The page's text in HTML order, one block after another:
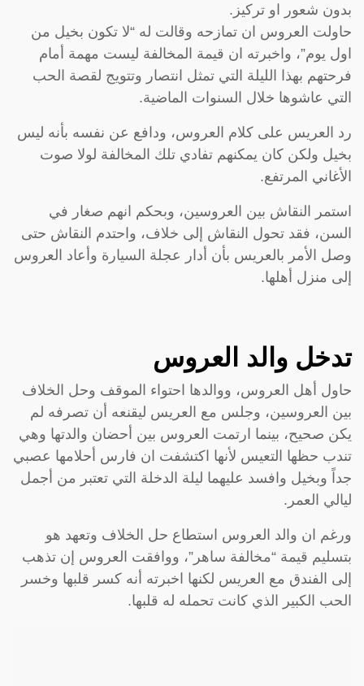
بدون شعور او تركيز.
حاولت العروس ان تمازحه وقالت له “لا تكون بخيل من
اول يوم”، واخبرته ان قيمة المخالفة ليست مهمة أمام
فرحتهم بهذا الليلة التي تمثل انتصار وتتويج لقصة الحب
التي عاشوها خلال السنوات الماضية.
رد العريس على كلام العروس، ودافع عن نفسه بأنه ليس
بخيل ولكن كان يمكنهم تفادي تلك المخالفة لولا صوت
الأغاني المرتفع.
استمر النقاش بين العروسين، وبحكم انهم صغار في
السن، فقد تحول النقاش إلى خلاف، واحتدم النقاش حتى
وصل الأمر بالعريس بأن أدار عجلة السيارة وأعاد العروس
إلى منزل أهلها.
تدخل والد العروس
حاول أهل العروس، ووالدها احتواء الموقف وحل الخلاف
بين العروسين، وجلس مع العريس ليقنعه أن تصرفه لم
يكن صحيح، بينما ارتمت العروس بين أحضان والدتها وهي
تندب حظها التعيس لأنها اكتشفت ان فارس أحلامها عصبي
جداً وبخيل وافسد عليهما ليلة الدخلة التي تعتبر من أجمل
ليالي العمر.
ورغم ان والد العروس استطاع حل الخلاف وتعهد هو
بتسليم قيمة “مخالفة ساهر”، ووافقت العروس إن تذهب
إلى الفندق مع العريس لكنها اخبرته أنه كسر قلبها وخسر
الحب الكبير الذي كانت تحمله له قلبها.